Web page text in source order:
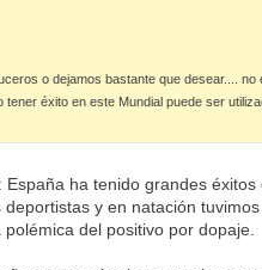
o dejamos bastante que desear....
éxito en este Mundial puede ser
ha tenido grandes
y en natación
del positivo por dopaje.